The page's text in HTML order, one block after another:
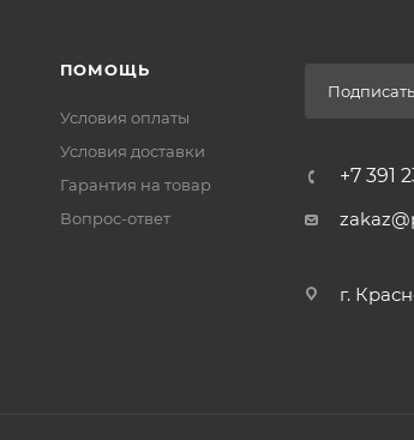
ПОМОЩЬ
Условия оплаты
Условия доставки
Гарантия на товар
Вопрос-ответ
+7 391
г.